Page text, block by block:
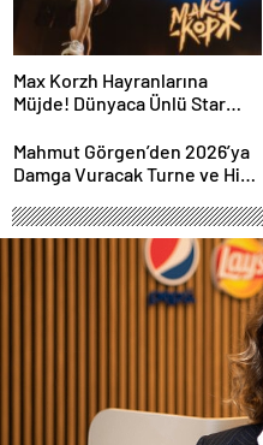
Max Korzh Hayranlarına
Müjde! Dünyaca Ünlü Star
Performansla Hayranlarıyla
Buluşuyor
Mahmut Görgen’den 2026’ya
Damga Vuracak Turne ve Hit